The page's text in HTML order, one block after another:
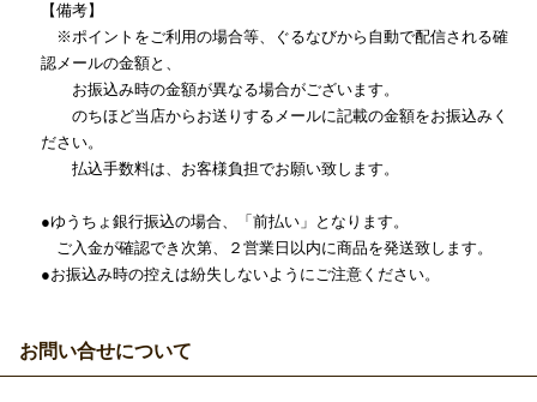
【備考】
※ポイントをご利用の場合等、ぐるなびから自動で配信される確
認メールの金額と、
お振込み時の金額が異なる場合がございます。
のちほど当店からお送りするメールに記載の金額をお振込みく
ださい。
払込手数料は、お客様負担でお願い致します。
●ゆうちょ銀行振込の場合、「前払い」となります。
ご入金が確認でき次第、２営業日以内に商品を発送致します。
●お振込み時の控えは紛失しないようにご注意ください。
お問い合せについて